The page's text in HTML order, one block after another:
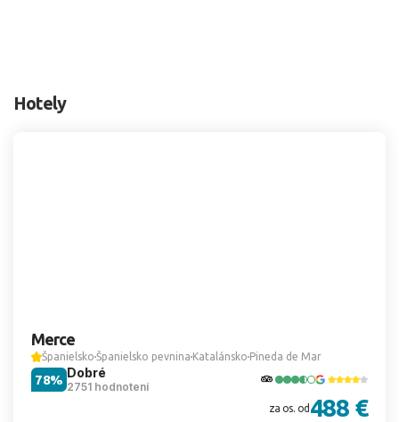
Hotely
Merce
Španielsko Španielsko pevnina Katalánsko Pineda de Mar
Dobré
2751 hodnotení
78%
za os. od 488 €